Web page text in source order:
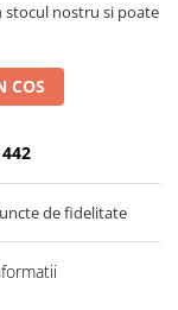
stocul nostru si poate
COS
de fidelitate